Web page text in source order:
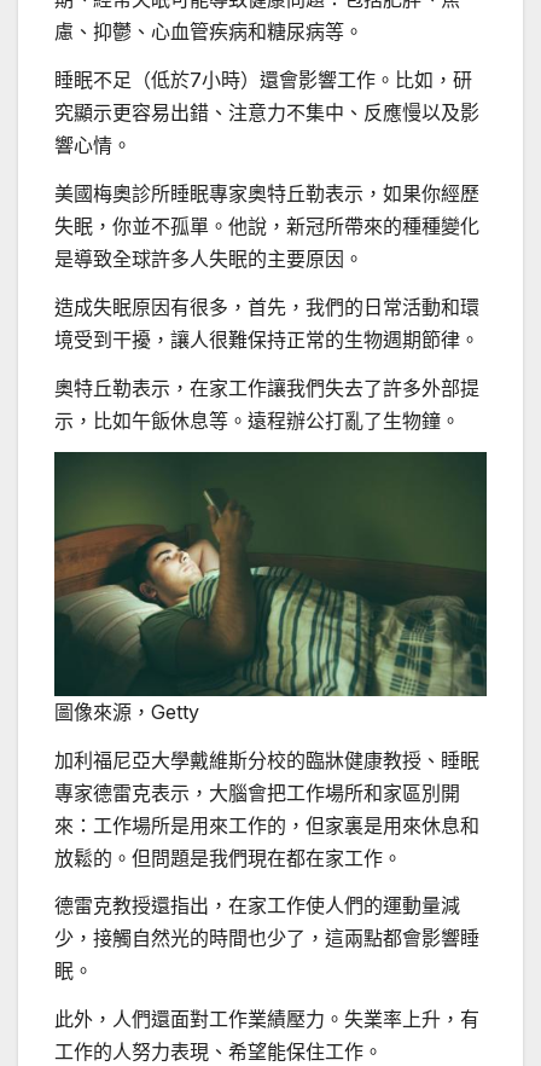
慮、抑鬱、心血管疾病和糖尿病等。
睡眠不足（低於7小時）還會影響工作。比如，研
究顯示更容易出錯、注意力不集中、反應慢以及影
響心情。
美國梅奧診所睡眠專家奧特丘勒表示，如果你經歷
失眠，你並不孤單。他說，新冠所帶來的種種變化
是導致全球許多人失眠的主要原因。
造成失眠原因有很多，首先，我們的日常活動和環
境受到干擾，讓人很難保持正常的生物週期節律。
奧特丘勒表示，在家工作讓我們失去了許多外部提
示，比如午飯休息等。遠程辦公打亂了生物鐘。
圖像來源， Getty
加利福尼亞大學戴維斯分校的臨牀健康教授、睡眠
專家德雷克表示，大腦會把工作場所和家區別開
來：工作場所是用來工作的，但家裏是用來休息和
放鬆的。但問題是我們現在都在家工作。
德雷克教授還指出，在家工作使人們的運動量減
少，接觸自然光的時間也少了，這兩點都會影響睡
眠。
此外，人們還面對工作業績壓力。失業率上升，有
工作的人努力表現、希望能保住工作。